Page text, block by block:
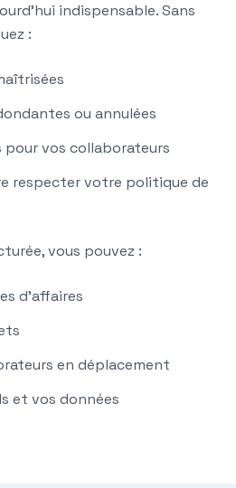
indispensable. Sans
:
ou annulées
vos collaborateurs
respecter votre politique de
vous pouvez :
d'affaires
en déplacement
et vos données